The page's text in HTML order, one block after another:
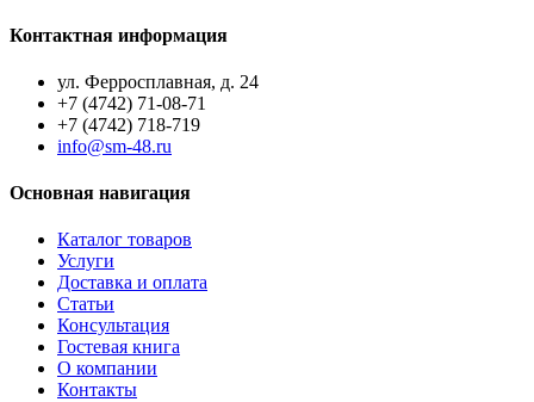
Контактная информация
ул. Ферросплавная, д. 24
+7 (4742) 71-08-71
+7 (4742) 718-719
info@sm-48.ru
Основная навигация
Каталог товаров
Услуги
Доставка и оплата
Статьи
Консультация
Гостевая книга
О компании
Контакты